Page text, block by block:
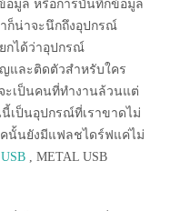
อมูล หรือการบันทึกข้อมูล
ก็น่าจะนึกถึงอุปกรณ์
กได้ว่าอุปกรณ์
และติดตัวสำหรับใคร
ะเป็นคนที่ทำงานล้วนแต่
เป็นอุปกรณ์ที่เราขาดไม่
นั้นยังมีแฟลชไดร์ฟแค่ไม่
, METAL USB